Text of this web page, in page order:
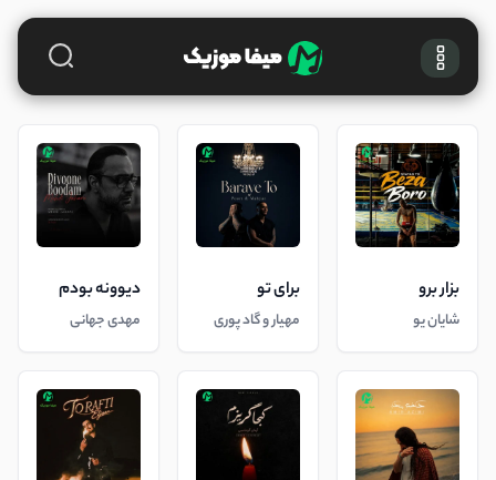
بزار برو
شایان یو
برای تو
مهیار و گاد پوری
دیوونه بودم
مهدی جهانی